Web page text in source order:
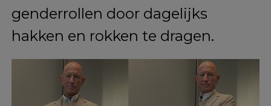
moedig de traditionele
genderrollen door dagelijks